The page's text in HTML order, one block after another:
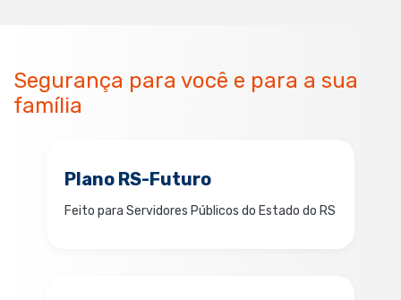
Segurança para você e para a sua
família
Plano RS-Futuro
Feito para Servidores Públicos do Estado do RS